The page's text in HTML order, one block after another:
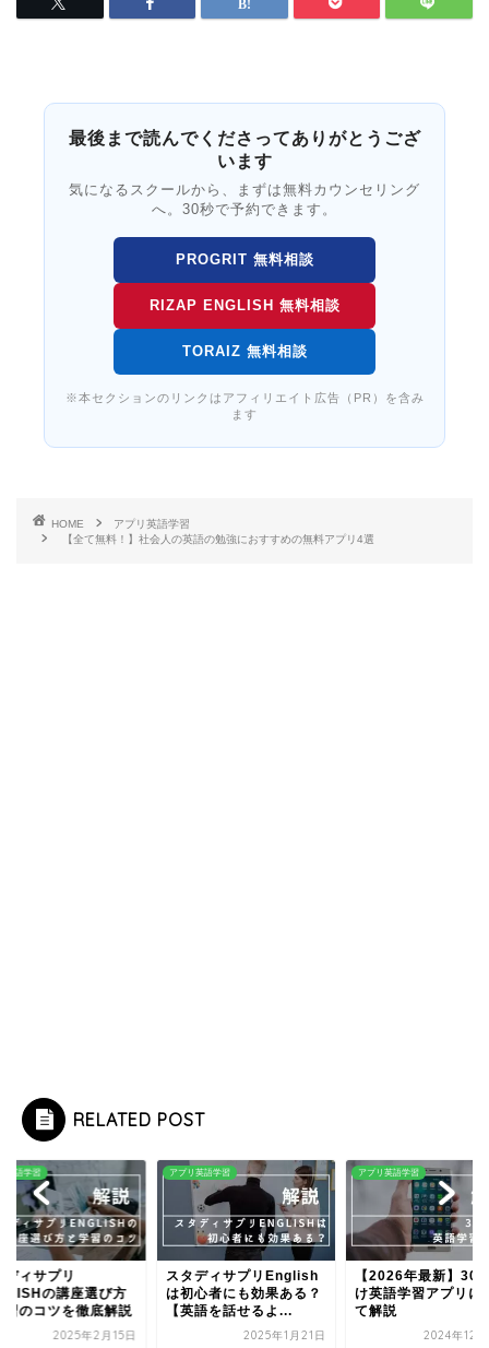
最後まで読んでくださってありがとうござ
います
気になるスクールから、まずは無料カウンセリング
へ。30秒で予約できます。
PROGRIT 無料相談
RIZAP ENGLISH 無料相談
TORAIZ 無料相談
※本セクションのリンクはアフィリエイト広告（PR）を含み
ます
HOME
アプリ英語学習
【全て無料！】社会人の英語の勉強におすすめの無料アプリ4選
RELATED POST
英語学習
ディサプリ
の講座選び方
習のコツを徹底解説
2025年2月15日
アプリ英語学習
スタディサプリEnglish
は初心者にも効果ある？
【英語を話せるよ...
2025年1月21日
アプリ英語学習
【2026年最新】30
け英語学習アプリに
て解説
2024年12